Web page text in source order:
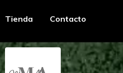
Tienda Contacto